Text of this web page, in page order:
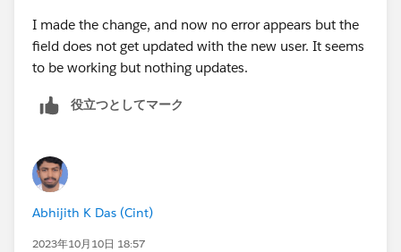
I made the change, and now no error appears but the
field does not get updated with the new user. It seems
to be working but nothing updates.
役立つとしてマーク
Abhijith K Das (Cint)
2023年10月10日 18:57